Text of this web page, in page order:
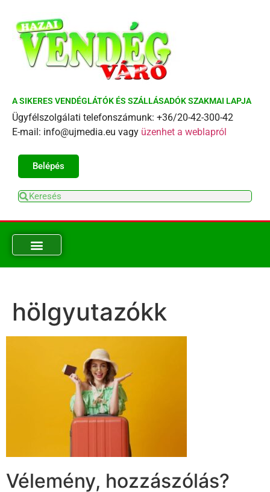
A SIKERES VENDÉGLÁTÓK ÉS SZÁLLÁSADÓK SZAKMAI LAPJA
Ügyfélszolgálati telefonszámunk: +36/20-42-300-42
E-mail: info@ujmedia.eu vagy üzenhet a weblapról
Belépés
hölgyutazókk
Vélemény, hozzászólás?